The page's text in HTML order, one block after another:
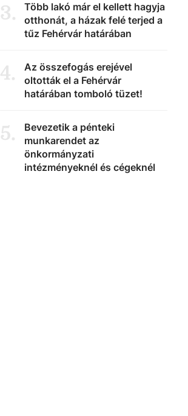
3.
Több lakó már el kellett hagyja
otthonát, a házak felé terjed a
tűz Fehérvár határában
4.
Az összefogás erejével
oltották el a Fehérvár
határában tomboló tüzet!
5.
Bevezetik a pénteki
munkarendet az
önkormányzati
intézményeknél és cégeknél